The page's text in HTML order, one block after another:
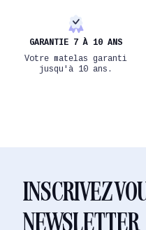
GARANTIE 7 À 10 ANS
Votre matelas garanti
jusqu'à 10 ans.
INSCRIVEZ
NEWSLETTER